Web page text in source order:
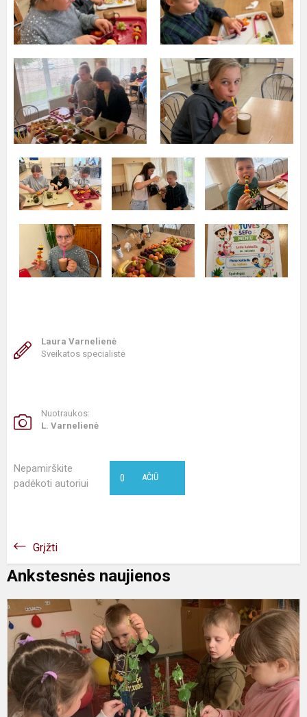
Laura Varnelienė
Sveikatos specialistė
Nuotraukos:
L. Varnelienė
Nepamirškite
padėkoti autoriui
AČIŪ
0
Grįžti
Ankstesnės naujienos